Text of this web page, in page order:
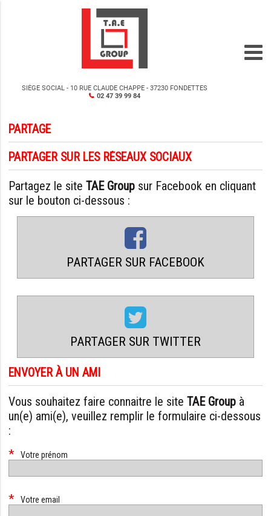
SIÈGE SOCIAL - 10 RUE CLAUDE CHAPPE - 37230 FONDETTES
02 47 39 99 84
PARTAGE
PARTAGER SUR LES RÉSEAUX SOCIAUX
Partagez le site TAE Group sur Facebook en cliquant
sur le bouton ci-dessous :
PARTAGER SUR FACEBOOK
PARTAGER SUR TWITTER
ENVOYER À UN AMI
Vous souhaitez faire connaitre le site TAE Group à
un(e) ami(e), veuillez remplir le formulaire ci-dessous
:
Champ
Votre prénom
*
Champ
Votre email
*